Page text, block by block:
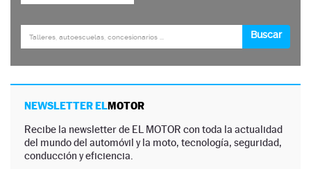
NEWSLETTER ELMOTOR
Recibe la newsletter de EL MOTOR con toda la actualidad
del mundo del automóvil y la moto, tecnología, seguridad,
conducción y eficiencia.